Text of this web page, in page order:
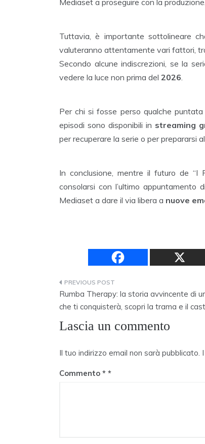
Mediaset a proseguire con la produzione.
Tuttavia, è importante sottolineare
valuteranno attentamente vari fattori,
Secondo alcune indiscrezioni, se la
vedere la luce non prima del 2026.
Per chi si fosse perso qualche
episodi sono disponibili in streaming
per recuperare la serie o per prepararsi
In conclusione, mentre il futuro de “I
consolarsi con l’ultimo
Mediaset a dare il via libera a nuove
Navigazione
articoli
Rumba Therapy: la storia avvincente di
che ti conquisterà, scopri la trama e il cast
Lascia un commento
Il tuo indirizzo email non sarà pubblicato.
Commento *